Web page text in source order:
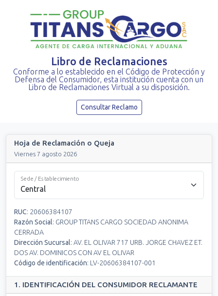
Libro de Reclamaciones
Conforme a lo establecido en el Código de Protección y
Defensa del Consumidor, esta institución cuenta con un
Libro de Reclamaciones Virtual a su disposición.
Consultar Reclamo
Hoja de Reclamación o Queja
Viernes 7 agosto 2026
Sede / Establecimiento
RUC: 20606384107
Razón Social: GROUP TITANS CARGO SOCIEDAD ANONIMA
CERRADA
Dirección Sucursal: AV. EL OLIVAR 717 URB. JORGE CHAVEZ ET.
DOS AV. DOMINICOS CON AV EL OLIVAR
Código de identificación: LV-20606384107-001
1. IDENTIFICACIÓN DEL CONSUMIDOR RECLAMANTE